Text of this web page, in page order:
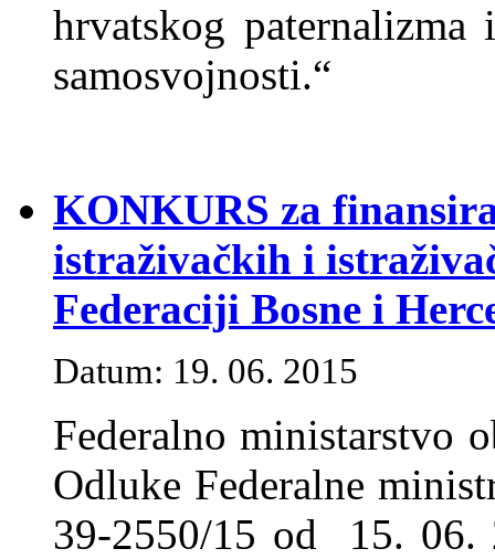
hrvatskog paternalizma
samosvojnosti.“
KONKURS za
istraživačkih i
Federaciji Bosne i
Datum: 19. 06. 2015
Federalno ministarstvo
Odluke Federalne
39-2550/15 od 15. 06.